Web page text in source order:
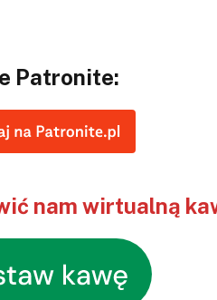
Patronite:
nam wirtualną